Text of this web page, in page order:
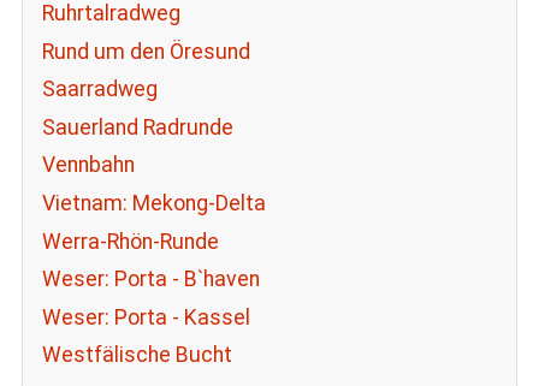
Ruhrtalradweg
Rund um den Öresund
Saarradweg
Sauerland Radrunde
Vennbahn
Vietnam: Mekong-Delta
Werra-Rhön-Runde
Weser: Porta - B`haven
Weser: Porta - Kassel
Westfälische Bucht